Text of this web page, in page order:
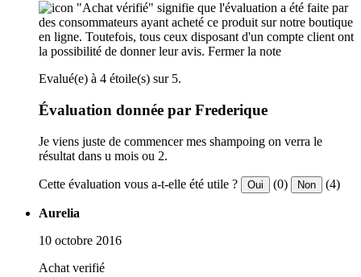
"Achat vérifié" signifie que l'évaluation a été faite par
des consommateurs ayant acheté ce produit sur notre boutique
en ligne. Toutefois, tous ceux disposant d'un compte client ont
la possibilité de donner leur avis. Fermer la note
Evalué(e) à 4 étoile(s) sur 5.
Évaluation donnée par Frederique
Je viens juste de commencer mes shampoing on verra le
résultat dans u mois ou 2.
Cette évaluation vous a-t-elle été utile ? Oui (0) Non (4)
Aurelia
10 octobre 2016
Achat verifié